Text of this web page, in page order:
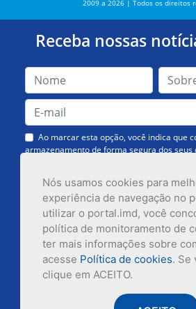
Nós usamos cookies para
experiência de navegação no
utilizar o portal.imd, você
política de monitoramento de
ter mais informações sobre
acesse Política de cookies. Se
clique em ACEITO.
2009 a 2026 | Todos os direitos
Receba nossas
Ao marcar esta opção, você indica que
armazenamento de forma segura dos seus
Inscrever-